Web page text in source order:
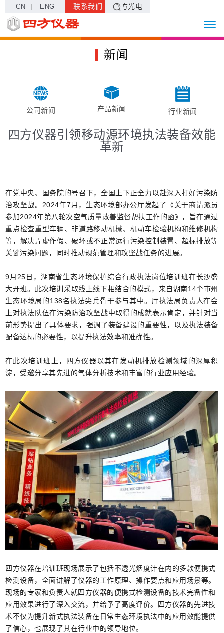
CN | ENG 联系我们 四方光电
新闻
公司新闻 产品新闻 行业新闻
四方仪器引领移动源环境执法装备效能
革新
在党中央、国务院的号召下，全国上下正全力以赴深入打好污染防
治攻坚战。2024年7月，生态环境部办公厅发起了《关于商请派员
参加2024年第八轮次空气质量改善监督帮扶工作的函》，旨在通过
重点检查重型车辆、非道路移动机械、机动车检验机构和维修机构
等，解决弄虚作假、破坏或不正常运行污染控制装置、超标排放等
关键污染问题，同时推动规范管理和攻坚战任务的进展。
9月25日，湖南省生态环境保护综合行政执法岗位培训班在长沙盛
大开班。此次培训采取线上线下相结合的模式，来自湖南14个市州
生态环境局的138名执法尖兵骨干参与其中。厅执法局负责人在会
上对执法队伍在污染防治攻坚战中取得的成就表示肯定，并针对当
前形势提出了具体要求，强调了装备建设的重要性，以及执法装备
配备达标的必要性，以提升执法效率和准确性。
在此次培训班上，四方仪器以其在发动机排放检测领域的深厚积
淀，受邀分享其先进的气体分析技术和丰富的行业应用经验。
四方仪器在培训班现场展示了包括不透光烟度计在内的多款便携式
检测设备，全面讲解了仪器的工作原理、操作要点和应用场景等。
现场的专家和负责人就四方仪器的便携式检测设备的技术完备性和
应用效果进行了深入交流，并给予了高度评价。四方仪器的先进技
术不仅为提升新式执法装备在日常生态环境执法中的应用效能提供
了信心，也展现了其在行业中的领导地位。